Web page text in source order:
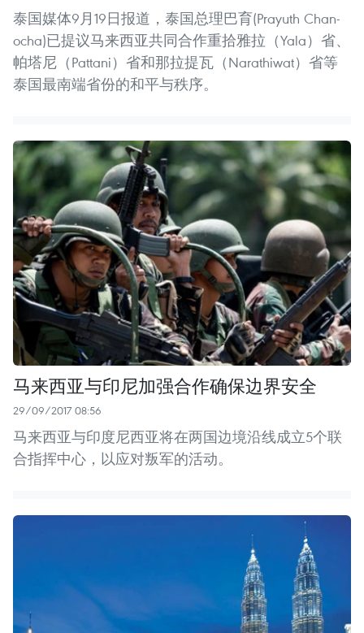
泰国媒体9月19日报道，泰国总理巴育(Prayuth Chan-
ocha)已提议马来西亚共同合作重拾雅拉（Yala）省、
帕塔尼（Pattani）省和那拉提瓦（Narathiwat）省等
泰国最南端省份的和平与秩序。
马来西亚与印尼加强合作确保边界安全
29/09/2017 08:56
马来西亚与印度尼西亚将在两国边境沿线成立5个联
合指挥中心，以应对叛军的活动。